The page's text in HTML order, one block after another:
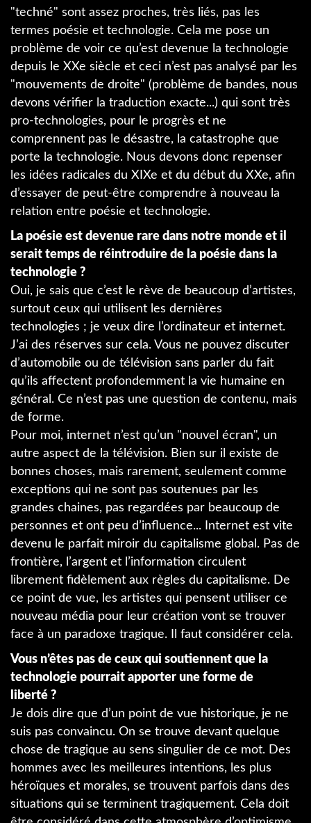
"techné" sont assez proches, très liés, pas les
termes poésie et technologie. Cela me pose un
problème de voir ce qu’est devenue la technologie
depuis le XXe siècle et ceci n’est pas analysé par les
"mouvements de droite" (problème de bandes, nous
devons vérifier la traduction exacte...) qui sont très
pro-technologies, pour le progrès et ne
comprennent pas le désastre, la catastrophe que
porte la technologie. Nous devons donc repenser
les idées radicales du XIXe et du début du XXe, afin
d’essayer de peut-être comprendre à nouveau la
relation entre poésie et technologie.
La poésie est devenue rare dans notre monde et il
serait temps de réintroduire de la poésie dans la
technologie ?
Oui, je sais que c’est le rève de beaucoup d’artistes,
surtout ceux qui utilisent les dernières
technologies ; je veux dire l’ordinateur et internet.
J’ai des réserves sur cela. Vous ne pouvez discuter
d’automobile ou de télévision sans parler du fait
qu’ils affectent profondemment la vie humaine en
général. Ce n’est pas une question de contenu, mais
de forme.
Pour moi, internet n’est qu’un "nouvel écran", un
autre aspect de la télévision. Bien sur il existe de
bonnes choses, mais rarement, seulement comme
exceptions qui ne sont pas soutenues par les
grandes chaines, pas regardées par beaucoup de
personnes et ont peu d’influence... Internet est vite
devenu le parfait miroir du capitalisme global. Pas de
frontière, l’argent et l’information circulent
librement fidèlement aux règles du capitalisme. De
ce point de vue, les artistes qui pensent utiliser ce
nouveau média pour leur création vont se trouver
face à un paradoxe tragique. Il faut considérer cela.
Vous n’êtes pas de ceux qui soutiennent que la
technologie pourrait apporter une forme de
liberté ?
Je dois dire que d’un point de vue historique, je ne
suis pas convaincu. On se trouve devant quelque
chose de tragique au sens singulier de ce mot. Des
hommes avec les meilleures intentions, les plus
héroïques et morales, se trouvent parfois dans des
situations qui se terminent tragiquement. Cela doit